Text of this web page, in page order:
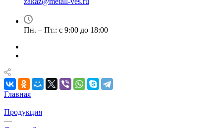
Пн. – Пт.: с 9:00 до 18:00
Главная
—
Продукция
—